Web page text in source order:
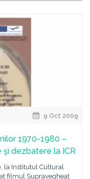
9 Oct 2009
1970-1980 –
dezbatere la ICR
la Institutul Cultural
filmul Supravegheat